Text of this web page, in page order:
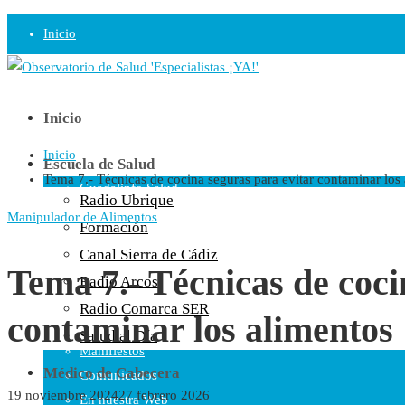
Inicio
Observatorio
Opinión
Radio
Guadalinfo Salud
Radio Guadalete
COPE Pontevedra
Salud en Radio Ubrique
Salud en Verano
Plataforma
Manifiestos
Comunicados
En nuestra Web
Inicio
Escuela de Salud
Radio Ubrique
Formación
Canal Sierra de Cádiz
Radio Arcos
Radio Comarca SER
Salud al Día
Médico de Cabecera
Inicio
Tema 7.- Técnicas de cocina seguras para evitar contaminar los
Manipulador de Alimentos
Tema 7.- Técnicas de
contaminar los alimentos
19 noviembre 202427 febrero 2026